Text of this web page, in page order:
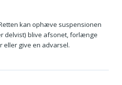
kan ophæve suspensionen
delvist) blive afsonet, forlænge
give en advarsel.